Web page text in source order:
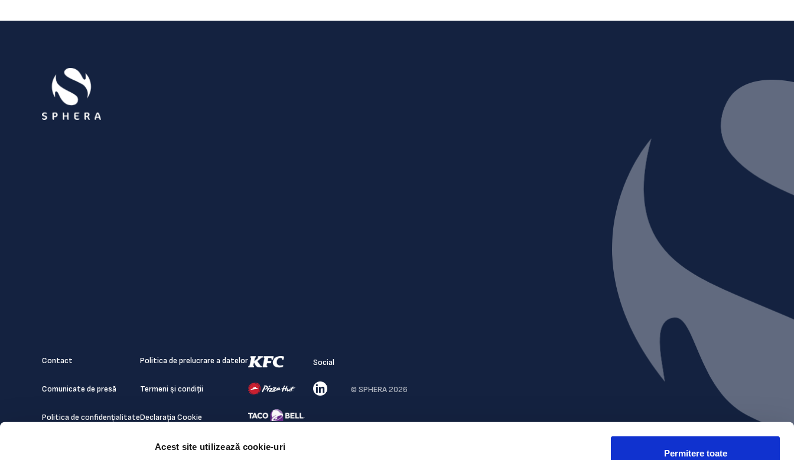
Acest site utilizează cookie-uri
Permitere toate
Contact
Comunicate de presă
Politica de confidențialitate
Politica de prelucrare a datelor
Termeni și condiții
Declarația Cookie
Social
© SPHERA 2026